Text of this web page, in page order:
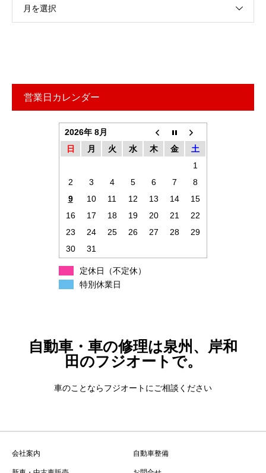
月を選択
営業日カレンダー
2026年 8月
日
月 火 水 木 金
土
1
2
3 4 5 6 7
8
9
10 11 12 13 14
15
16
17 18 19 20 21
22
23
24 25 26 27 28
29
30
31
定休日（不定休）
特別休業日
自動車・車の修理は泉州、岸和
田のフジオートで。
車のことならフジオートにご相談ください
会社案内 自動車整備